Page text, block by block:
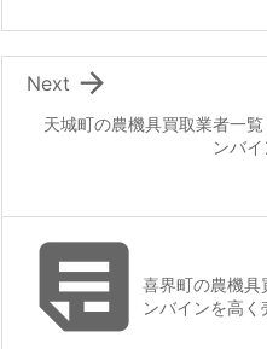
天城町の農機具買取業者一
ンバ

Next
喜界町の農機具
ンバインを高く